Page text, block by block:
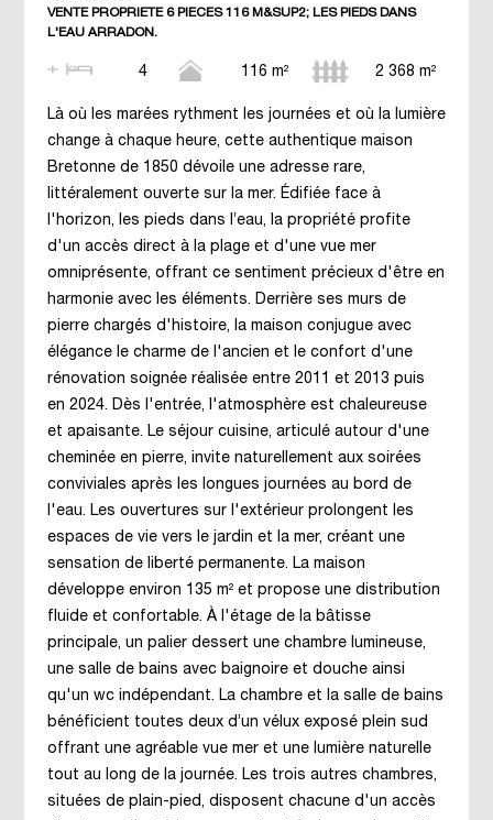
VENTE PROPRIETE 6 PIECES 116 M&SUP2; LES PIEDS DANS
L'EAU ARRADON.
4 116 m² 2 368 m²
Là où les marées rythment les journées et où la lumière
change à chaque heure, cette authentique maison
Bretonne de 1850 dévoile une adresse rare,
littéralement ouverte sur la mer. Édifiée face à
l'horizon, les pieds dans l’eau, la propriété profite
d'un accès direct à la plage et d'une vue mer
omniprésente, offrant ce sentiment précieux d'être en
harmonie avec les éléments. Derrière ses murs de
pierre chargés d'histoire, la maison conjugue avec
élégance le charme de l'ancien et le confort d'une
rénovation soignée réalisée entre 2011 et 2013 puis
en 2024. Dès l'entrée, l'atmosphère est chaleureuse
et apaisante. Le séjour cuisine, articulé autour d'une
cheminée en pierre, invite naturellement aux soirées
conviviales après les longues journées au bord de
l'eau. Les ouvertures sur l'extérieur prolongent les
espaces de vie vers le jardin et la mer, créant une
sensation de liberté permanente. La maison
développe environ 135 m² et propose une distribution
fluide et confortable. À l'étage de la bâtisse
principale, un palier dessert une chambre lumineuse,
une salle de bains avec baignoire et douche ainsi
qu'un wc indépendant. La chambre et la salle de bains
bénéficient toutes deux d’un vélux exposé plein sud
offrant une agréable vue mer et une lumière naturelle
tout au long de la journée. Les trois autres chambres,
situées de plain-pied, disposent chacune d'un accès